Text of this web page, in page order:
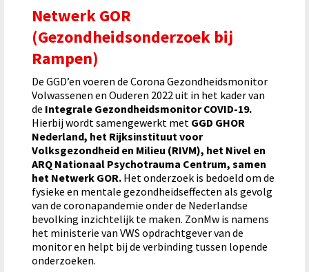
Netwerk GOR
(Gezondheidsonderzoek bij
Rampen)
De GGD’en voeren de Corona Gezondheidsmonitor
Volwassenen en Ouderen 2022 uit in het kader van
de Integrale Gezondheidsmonitor COVID-19.
Hierbij wordt samengewerkt met GGD GHOR
Nederland, het Rijksinstituut voor
Volksgezondheid en Milieu (RIVM), het Nivel en
ARQ Nationaal Psychotrauma Centrum, samen
het Netwerk GOR. Het onderzoek is bedoeld om de
fysieke en mentale gezondheidseffecten als gevolg
van de coronapandemie onder de Nederlandse
bevolking inzichtelijk te maken. ZonMw is namens
het ministerie van VWS opdrachtgever van de
monitor en helpt bij de verbinding tussen lopende
onderzoeken.